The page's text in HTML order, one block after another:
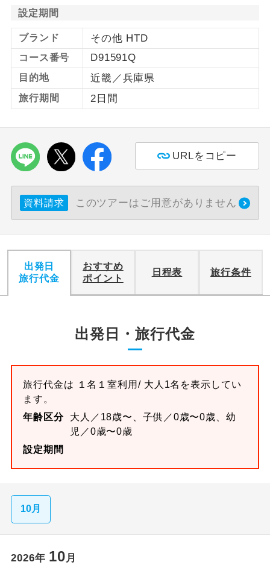
設定期間
ブランド その他 HTD
コース番号 D91591Q
目的地 近畿／兵庫県
旅行期間 2日間
URLをコピー
資料請求 このツアーはご用意がありません
出発日
旅行代金
おすすめ
ポイント
日程表 旅行条件
出発日・旅行代金
旅行代金は １名１室利用/ 大人1名を表示してい
ます。
年齢区分
大人／18歳〜、子供／0歳〜0歳、幼
児／0歳〜0歳
設定期間
10月
2026年 10月
1名様1室同代
金
1名様1室利用でも追加料金がかからない
コースです。
ご夫婦限定
ご夫婦限定でご参加いただけるコースで
す。
す。
年齢制限あり
ご参加にあたり年齢に制限があるコース
です。
航空会社指定
画にとても便利です。
ホテル指定
おひとり様バ
ス2席利用
おひとり様でバス席を2席利⽤できま
す。